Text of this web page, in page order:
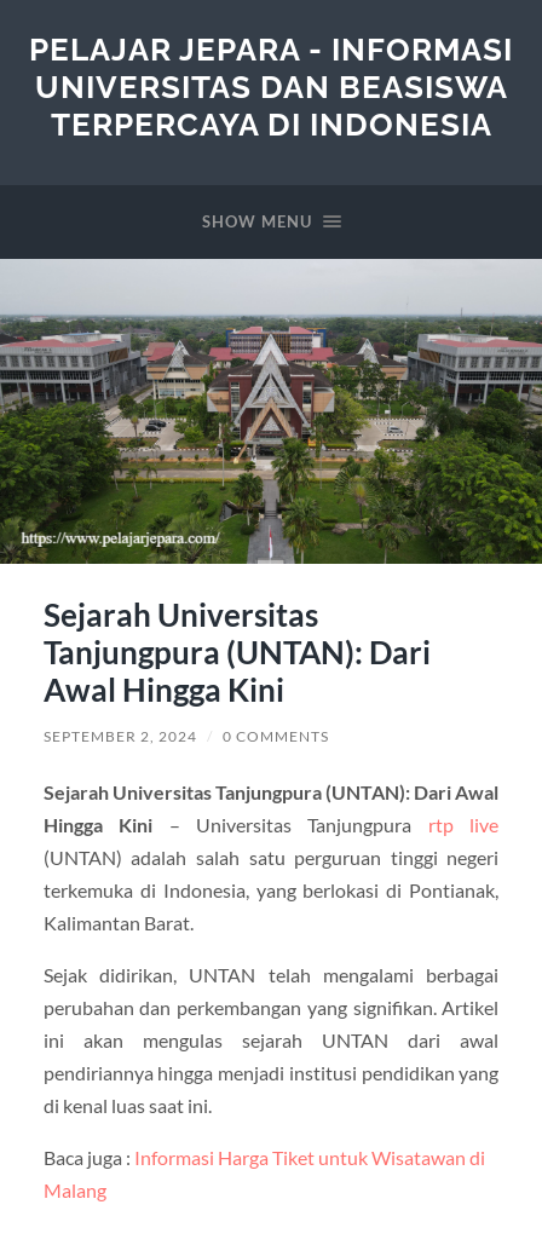
PELAJAR JEPARA - INFORMASI
UNIVERSITAS DAN BEASISWA
TERPERCAYA DI INDONESIA
SHOW MENU
Sejarah Universitas
Tanjungpura (UNTAN): Dari
Awal Hingga Kini
SEPTEMBER 2, 2024 / 0 COMMENTS
Sejarah Universitas Tanjungpura (UNTAN): Dari Awal
Hingga Kini – Universitas Tanjungpura rtp live
(UNTAN) adalah salah satu perguruan tinggi negeri
terkemuka di Indonesia, yang berlokasi di Pontianak,
Kalimantan Barat.
Sejak didirikan, UNTAN telah mengalami berbagai
perubahan dan perkembangan yang signifikan. Artikel
ini akan mengulas sejarah UNTAN dari awal
pendiriannya hingga menjadi institusi pendidikan yang
di kenal luas saat ini.
Baca juga : Informasi Harga Tiket untuk Wisatawan di
Malang